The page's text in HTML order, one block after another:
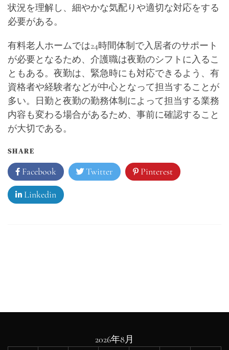
状況を理解し、細やかな気配りや適切な対応をする
必要がある。
有料老人ホームでは24時間体制で入居者のサポート
が必要となるため、介護職は夜勤のシフトに入るこ
ともある。夜勤は、緊急時にも対応できるよう、有
資格者や経験者などが中心となって担当することが
多い。日勤と夜勤の勤務体制によって担当する業務
内容も変わる場合があるため、事前に確認すること
が大切である。
SHARE
Facebook Twitter Pinterest
Linkedin
2026年8月